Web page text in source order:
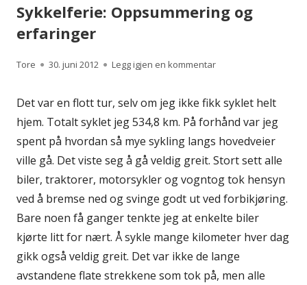
Sykkelferie: Oppsummering og
erfaringer
Forfatter
Tore Publisert
30. juni 2012 Legg igjen en kommentartil Sykkelferie:
Det var en flott tur, selv om jeg ikke fikk syklet helt
hjem. Totalt syklet jeg 534,8 km. På forhånd var jeg
spent på hvordan så mye sykling langs hovedveier
ville gå. Det viste seg å gå veldig greit. Stort sett alle
biler, traktorer, motorsykler og vogntog tok hensyn
ved å bremse ned og svinge godt ut ved forbikjøring.
Bare noen få ganger tenkte jeg at enkelte biler
kjørte litt for nært. Å sykle mange kilometer hver dag
gikk også veldig greit. Det var ikke de lange
avstandene flate strekkene som tok på, men alle